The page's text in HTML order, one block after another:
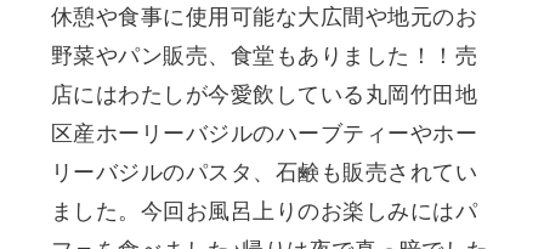
休憩や食事に使用可能な大広間や地元のお
野菜やパン販売、食堂もありました！！売
店にはわたしが今愛飲している丸岡竹田地
区産ホーリーバジルのハーブティーやホー
リーバジルのパスタ、石鹸も販売されてい
ました。今回お風呂上りのお楽しみにはパ